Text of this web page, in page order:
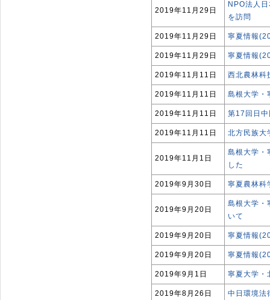
2019年11月29日
NPO法人
を訪問
2019年11月29日 寧夏情報
2019年11月29日 寧夏情報
2019年11月11日 西北農林科
2019年11月11日 島根大学・
2019年11月11日 第17回日
2019年11月11日 北方民族大
2019年11月1日
島根大学・
した
2019年9月30日 寧夏農林科
2019年9月20日
島根大学・
いて
2019年9月20日 寧夏情報
2019年9月20日 寧夏情報
2019年9月1日 寧夏大学・
2019年8月26日 中日環境法